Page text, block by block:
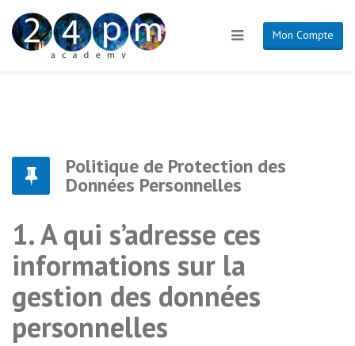
Mon Compte
Politique de Protection des
Données Personnelles
1. A qui s’adresse ces
informations sur la
gestion des données
personnelles